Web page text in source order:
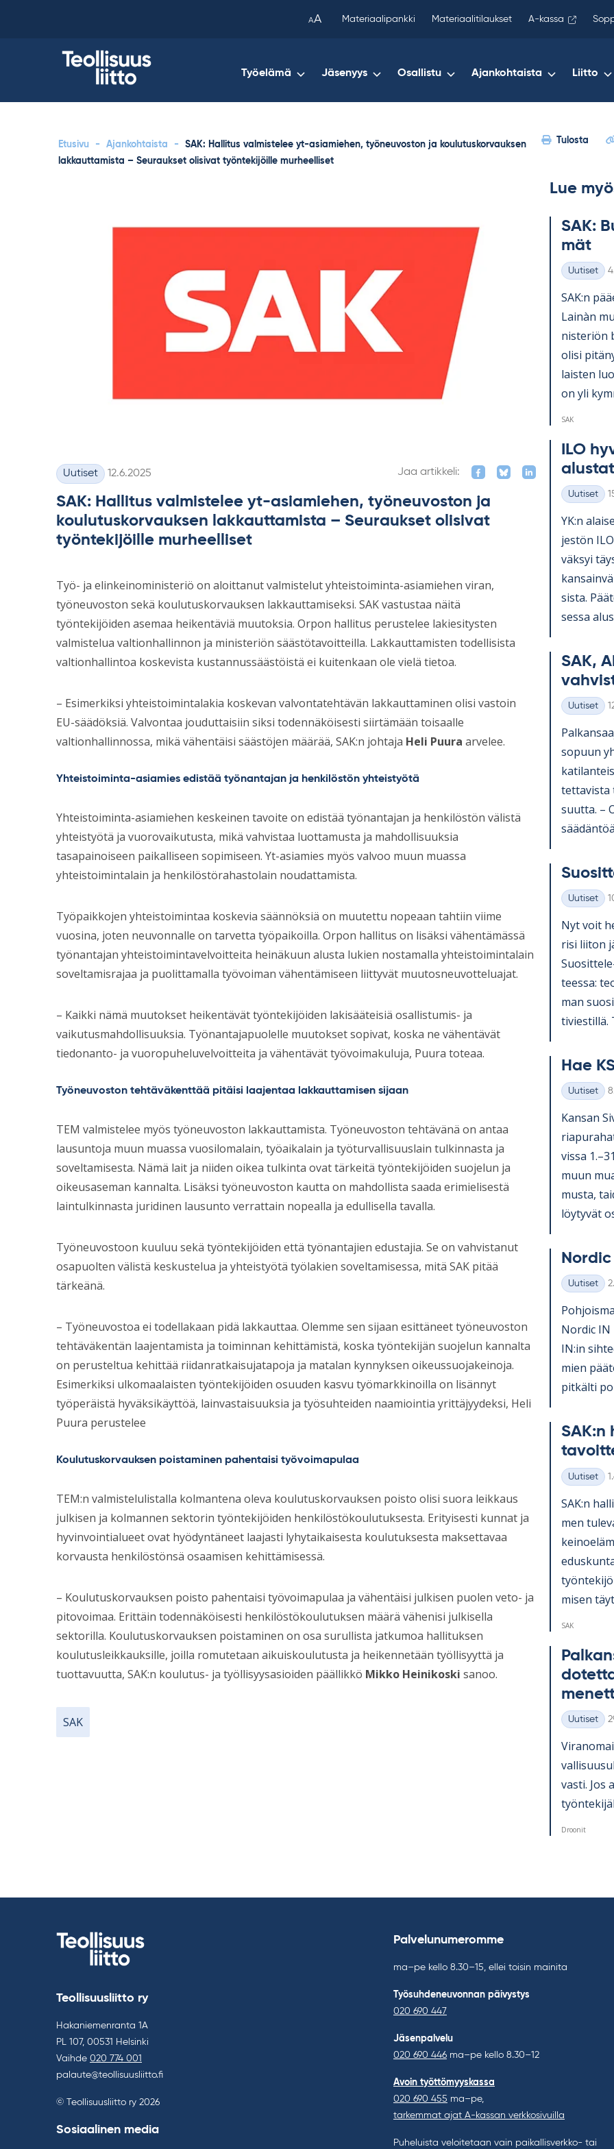
AA Materiaalipankki Materiaalitilaukset A-kassa
Työelämä Jäsenyys Osallistu Ajankohtaista Liitto
Etusivu - Ajankohtaista -
SAK: Hallitus valmistelee yt-asiamiehen, työneuvoston ja koulutuskorvauksen
lakkauttamista – Seuraukset olisivat työntekijöille murheelliset
Tulosta
Kategoriat
Uutiset Kirjoitettu
12.6.2025 Jaa artikkeli:
SAK: Hallitus valmistelee yt-asiamiehen, työneuvoston ja
koulutuskorvauksen lakkauttamista – Seuraukset olisivat
työntekijöille murheelliset
Työ- ja elinkeinoministeriö on aloittanut valmistelut yhteistoiminta-asiamiehen viran,
työneuvoston sekä koulutuskorvauksen lakkauttamiseksi. SAK vastustaa näitä
työntekijöiden asemaa heikentäviä muutoksia. Orpon hallitus perustelee lakiesitysten
valmistelua valtionhallinnon ja ministeriön säästötavoitteilla. Lakkauttamisten todellisista
valtionhallintoa koskevista kustannussäästöistä ei kuitenkaan ole vielä tietoa.
– Esimerkiksi yhteistoimintalakia koskevan valvontatehtävän lakkauttaminen olisi vastoin
EU-säädöksiä. Valvontaa jouduttaisiin siksi todennäköisesti siirtämään toisaalle
valtionhallinnossa, mikä vähentäisi säästöjen määrää, SAK:n johtaja Heli Puura arvelee.
Yhteistoiminta-asiamies edistää työnantajan ja henkilöstön yhteistyötä
Yhteistoiminta-asiamiehen keskeinen tavoite on edistää työnantajan ja henkilöstön välistä
yhteistyötä ja vuorovaikutusta, mikä vahvistaa luottamusta ja mahdollisuuksia
tasapainoiseen paikalliseen sopimiseen. Yt-asiamies myös valvoo muun muassa
yhteistoimintalain ja henkilöstörahastolain noudattamista.
Työpaikkojen yhteistoimintaa koskevia säännöksiä on muutettu nopeaan tahtiin viime
vuosina, joten neuvonnalle on tarvetta työpaikoilla. Orpon hallitus on lisäksi vähentämässä
työnantajan yhteistoimintavelvoitteita heinäkuun alusta lukien nostamalla yhteistoimintalain
soveltamisrajaa ja puolittamalla työvoiman vähentämiseen liittyvät muutosneuvotteluajat.
– Kaikki nämä muutokset heikentävät työntekijöiden lakisääteisiä osallistumis- ja
vaikutusmahdollisuuksia. Työnantajapuolelle muutokset sopivat, koska ne vähentävät
tiedonanto- ja vuoropuheluvelvoitteita ja vähentävät työvoimakuluja, Puura toteaa.
Työneuvoston tehtäväkenttää pitäisi laajentaa lakkauttamisen sijaan
TEM valmistelee myös työneuvoston lakkauttamista. Työneuvoston tehtävänä on antaa
lausuntoja muun muassa vuosilomalain, työaikalain ja työturvallisuuslain tulkinnasta ja
soveltamisesta. Nämä lait ja niiden oikea tulkinta ovat tärkeitä työntekijöiden suojelun ja
oikeusaseman kannalta. Lisäksi työneuvoston kautta on mahdollista saada erimielisestä
laintulkinnasta juridinen lausunto verrattain nopealla ja edullisella tavalla.
Työneuvostoon kuuluu sekä työntekijöiden että työnantajien edustajia. Se on vahvistanut
osapuolten välistä keskustelua ja yhteistyötä työlakien soveltamisessa, mitä SAK pitää
tärkeänä.
– Työneuvostoa ei todellakaan pidä lakkauttaa. Olemme sen sijaan esittäneet työneuvoston
tehtäväkentän laajentamista ja toiminnan kehittämistä, koska työntekijän suojelun kannalta
on perusteltua kehittää riidanratkaisujatapoja ja matalan kynnyksen oikeussuojakeinoja.
Esimerkiksi ulkomaalaisten työntekijöiden osuuden kasvu työmarkkinoilla on lisännyt
työperäistä hyväksikäyttöä, lainvastaisuuksia ja työsuhteiden naamiointia yrittäjyydeksi, Heli
Puura perustelee
Koulutuskorvauksen poistaminen pahentaisi työvoimapulaa
TEM:n valmistelulistalla kolmantena oleva koulutuskorvauksen poisto olisi suora leikkaus
julkisen ja kolmannen sektorin työntekijöiden henkilöstökoulutuksesta. Erityisesti kunnat ja
hyvinvointialueet ovat hyödyntäneet laajasti lyhytaikaisesta koulutuksesta maksettavaa
korvausta henkilöstönsä osaamisen kehittämisessä.
– Koulutuskorvauksen poisto pahentaisi työvoimapulaa ja vähentäisi julkisen puolen veto- ja
pitovoimaa. Erittäin todennäköisesti henkilöstökoulutuksen määrä vähenisi julkisella
sektorilla. Koulutuskorvauksen poistaminen on osa surullista jatkumoa hallituksen
koulutusleikkauksille, joilla romutetaan aikuiskoulutusta ja heikennetään työllisyyttä ja
tuottavuutta, SAK:n koulutus- ja työllisyysasioiden päällikkö Mikko Heinikoski sanoo.
SAK
Lue
SAK:
mät
Kategoriat
Uutiset
SAK:n
Lainàn
nis­te­riön
olisi
lais­ten
on yli
SAK
ILO
Kategoriat
Uutiset
YK:n
jes­tön
väk­syi
sista.
sessa
SAK,
Kategoriat
Uutiset
so­puun
tet­ta­vista
suutta. –
Kategoriat
Uutiset
Nyt voit
risi lii­ton
teessa:
man
ti­vies­tillä.
Hae
Kategoriat
Uutiset
Kan­san
vissa
muun
musta,
löy­ty­vät
Kategoriat
Uutiset
Nor­dic IN
IN:in
mien
pit­kälti
SAK:n
Kategoriat
Uutiset
SAK:n
men
mi­sen
SAK
Kategoriat
Uutiset
vasti. Jos
Droonit
copied
your
clipboard.)
Teollisuusliitto ry
Hakaniemenranta 1A
PL 107, 00531 Helsinki
Vaihde 020 774 001
palaute@teollisuusliitto.fi
© Teollisuusliitto ry 2026
Sosiaalinen media
Palvelunumeromme
ma–pe kello 8.30–15, ellei toisin mainita
Työsuhdeneuvonnan päivystys
020 690 447
Jäsenpalvelu
020 690 446 ma–pe kello 8.30–12
Avoin työttömyyskassa
020 690 455 ma–pe,
tarkemmat ajat A-kassan verkkosivuilla
Puheluista veloitetaan vain paikallisverkko- tai